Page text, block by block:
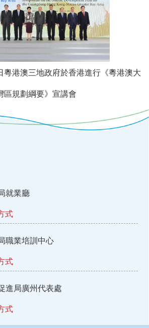
粵港澳三地政府於香港進行《粵港澳大
區規劃綱要》宣講會
就業廳
式
職業培訓中心
式
進局廣州代表處
式